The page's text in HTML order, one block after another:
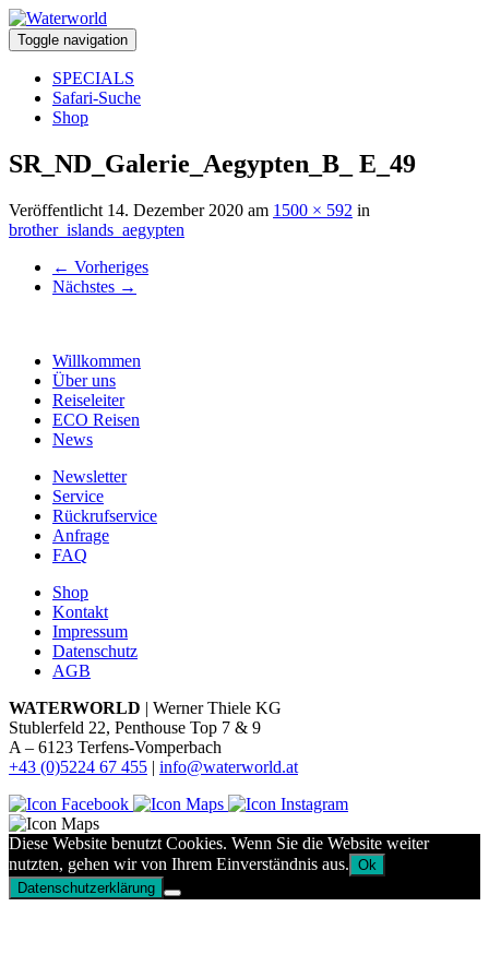
Toggle navigation
SPECIALS
Safari-Suche
Shop
SR_ND_Galerie_Aegypten_B_ E_49
Veröffentlicht 14. Dezember 2020 am 1500 × 592 in
brother_islands_aegypten
← Vorheriges
Nächstes →
Willkommen
Über uns
Reiseleiter
ECO Reisen
News
Newsletter
Service
Rückrufservice
Anfrage
FAQ
Shop
Kontakt
Impressum
Datenschutz
AGB
WATERWORLD | Werner Thiele KG
Stublerfeld 22, Penthouse Top 7 & 9
A – 6123 Terfens-Vomperbach
+43 (0)5224 67 455 | info@waterworld.at
Diese Website benutzt Cookies. Wenn Sie die Website weiter
nutzten, gehen wir von Ihrem Einverständnis aus. Ok
Datenschutzerklärung